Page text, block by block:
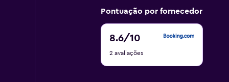
Pontuação por fornecedor
8.6/10
8.6
10
2 avaliações